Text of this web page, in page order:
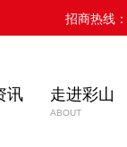
招商热线：
讯 走进彩山
ABOUT